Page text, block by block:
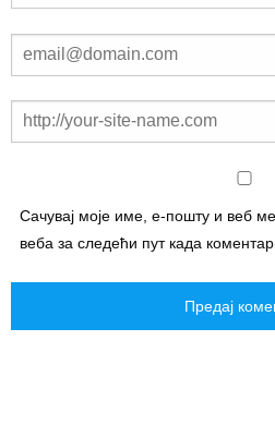
Сачувај моје име, е-пошту и веб
веба за следећи пут када